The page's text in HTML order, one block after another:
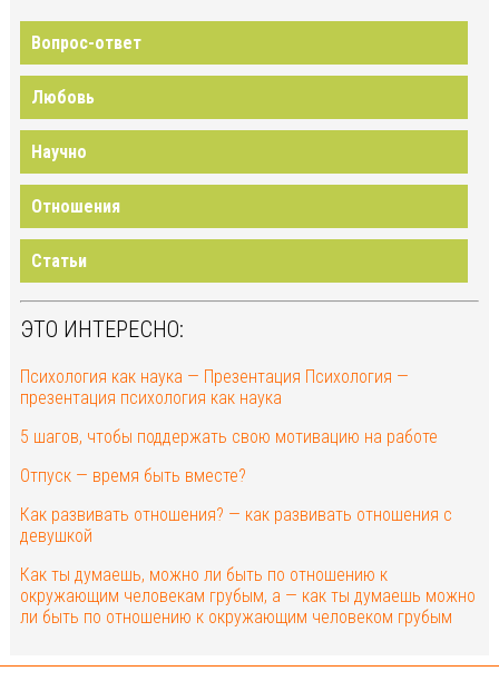
Вопрос-ответ
Любовь
Научно
Отношения
Статьи
ЭТО ИНТЕРЕСНО:
Психология как наука — Презентация Психология —
презентация психология как наука
5 шагов, чтобы поддержать свою мотивацию на работе
Отпуск — время быть вместе?
Как развивать отношения? — как развивать отношения с
девушкой
Как ты думаешь, можно ли быть по отношению к
окружающим человекам грубым, а — как ты думаешь можно
ли быть по отношению к окружающим человеком грубым